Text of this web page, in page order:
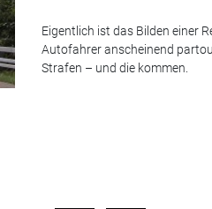
Eigentlich ist das Bilden einer
Autofahrer anscheinend
Strafen – und die kommen.